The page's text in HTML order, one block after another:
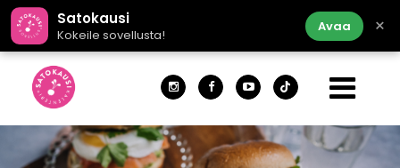
Satokausi
Kokeile sovellusta!
Avaa ×